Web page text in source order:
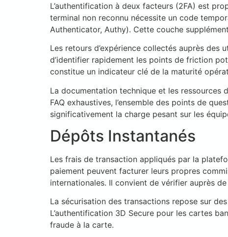
L’authentification à deux facteurs (2FA) est
terminal non reconnu nécessite un code
Authenticator, Authy). Cette couche
Les retours d’expérience collectés auprès
d’identifier rapidement les points de friction
constitue un indicateur clé de la maturité
La documentation technique et les ressources
FAQ exhaustives, l’ensemble des points de
significativement la charge pesant sur les
Dépôts Instantanés
Les frais de transaction appliqués par la
paiement peuvent facturer leurs propres
internationales. Il convient de vérifier auprès
La sécurisation des transactions repose sur
L’authentification 3D Secure pour les cartes
fraude à la carte.